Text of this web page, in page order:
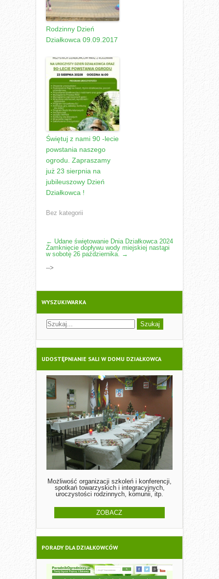
Rodzinny Dzień
Działkowca 09.09.2017
Świętuj z nami 90 -lecie
powstania naszego
ogrodu. Zapraszamy
już 23 sierpnia na
jubileuszowy Dzień
Działkowca !
Bez kategorii
POST
NAVIGATION
← Udane świętowanie Dnia Działkowca 2024
Zamknięcie dopływu wody miejskiej nastąpi
w sobotę 26 października. →
-->
WYSZUKIWARKA
UDOSTĘPNIANIE SALI W DOMU DZIAŁKOWCA
Możliwość organizacji szkoleń i konferencji,
spotkań towarzyskich i integracyjnych,
uroczystości rodzinnych, komunii, itp.
ZOBACZ
PORADY DLA DZIAŁKOWCÓW